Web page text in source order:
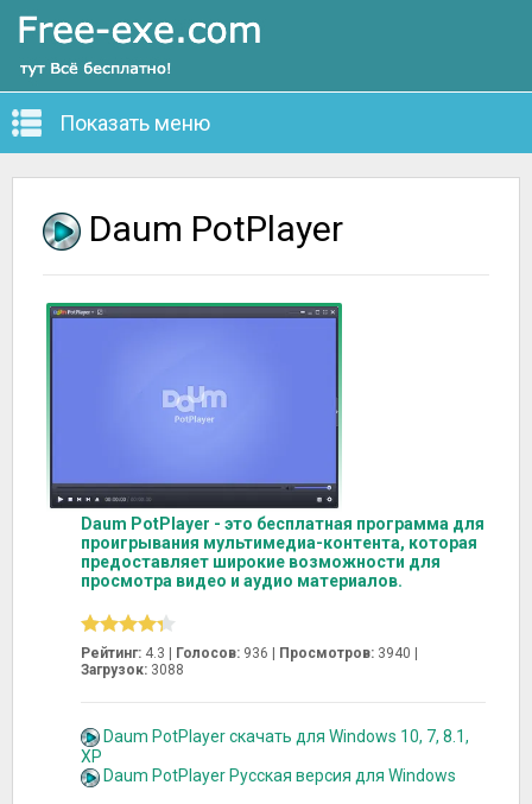
Показать меню
Daum PotPlayer
Daum PotPlayer - это бесплатная программа для
проигрывания мультимедиа-контента, которая
предоставляет широкие возможности для
просмотра видео и аудио материалов.
Рейтинг: 4.3 | Голосов: 936 Просмотров: 3940 |
Загрузок: 3088
Daum PotPlayer скачать для Windows 10, 7, 8.1,
XP
Daum PotPlayer Русская версия для Windows